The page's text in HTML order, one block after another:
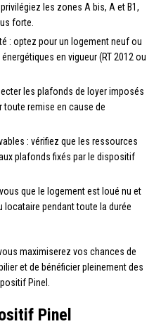
les zones A bis, A et B1,
forte.
: optez pour un logement neuf ou
en vigueur (RT 2012 ou
les plafonds de loyer imposés
remise en cause de
: vérifiez que les ressources
plafonds fixés par le dispositif
que le logement est loué nu et
locataire pendant toute la durée
maximiserez vos chances de
et de bénéficier pleinement des
Pinel.
Pinel